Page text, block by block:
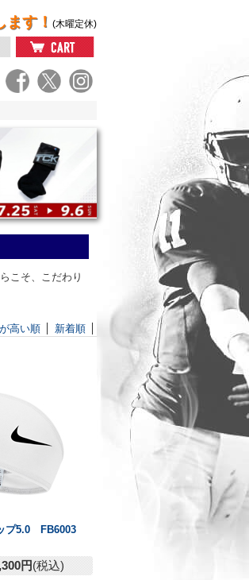
す！ (木曜定休)
こそ、こだわり
高い順 新着順
プ5.0 FB6003
円(税込)